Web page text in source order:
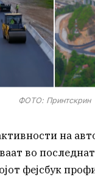
ФОТО: Принтскрин
на
во
фејсбук